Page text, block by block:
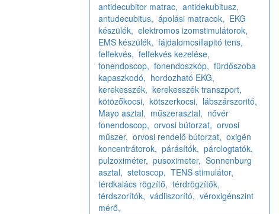
antidecubitor matrac, antidekubitusz,
antudecubitus, ápolási matracok, EKG
készülék, elektromos izomstimulátorok,
EMS készülék, fájdalomcsillapitó tens,
felfekvés, felfekvés kezelése,
fonendoscop, fonendoszkóp, fürdőszoba
kapaszkodó, hordozható EKG,
kerekesszék, kerekesszék transzport,
kötözőkocsi, kötszerkocsi, lábszárszoritó,
Mayo asztal, műszerasztal, nővér
fonendoscop, orvosi bútorzat, orvosi
műszer, orvosi rendelő bútorzat, oxigén
koncentrátorok, párásítók, párologtatók,
pulzoximéter, pusoximeter, Sonnenburg
asztal, stetoscop, TENS stimulátor,
térdkalács rögzítő, térdrögzítők,
térdszorítók, vádliszorító, véroxigénszint
mérő,